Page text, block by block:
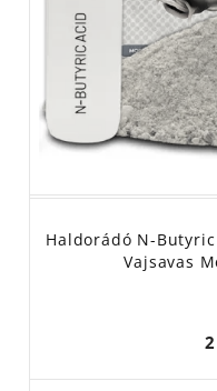
Haldorádó N-
Vajsavas